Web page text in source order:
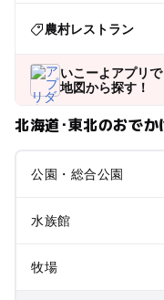
農村レストラン
いこーよアプリで
地図から探す！
北海道･東北のおで
公園・総合公園
水族館
牧場